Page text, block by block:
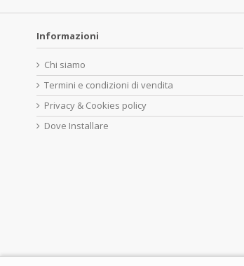
Informazioni
Chi siamo
Termini e condizioni di vendita
Privacy & Cookies policy
Dove Installare